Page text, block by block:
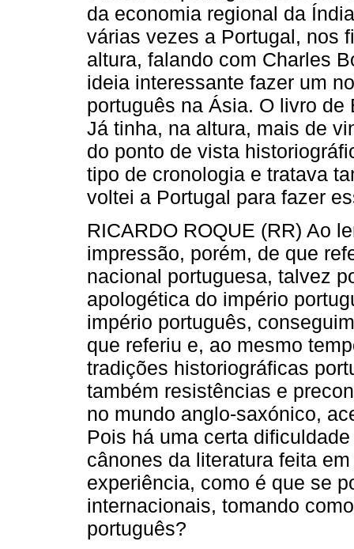
da economia regional da
várias vezes a Portugal, nos
altura, falando com Charles
ideia interessante fazer um
português na Ásia. O livro
Já tinha, na altura, mais de
do ponto de vista
tipo de cronologia e tratava
voltei a Portugal para fazer
RICARDO ROQUE (RR) Ao
impressão, porém, de que
nacional portuguesa, talvez
apologética do império
império português,
que referiu e, ao mesmo
tradições historiográficas
também resistências e
no mundo anglo-saxónico,
Pois há uma certa
cânones da literatura feita
experiência, como é que se
internacionais, tomando
português?